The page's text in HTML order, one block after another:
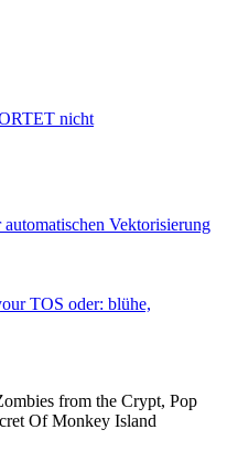
nicht
Vektorisierung
TOS oder: blühe,
from the Crypt, Pop
Of Monkey Island